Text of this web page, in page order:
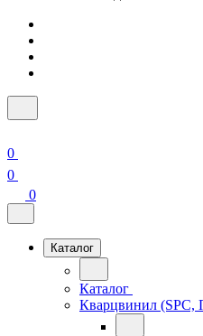
0
0
0
Каталог
Каталог
Кварцвинил